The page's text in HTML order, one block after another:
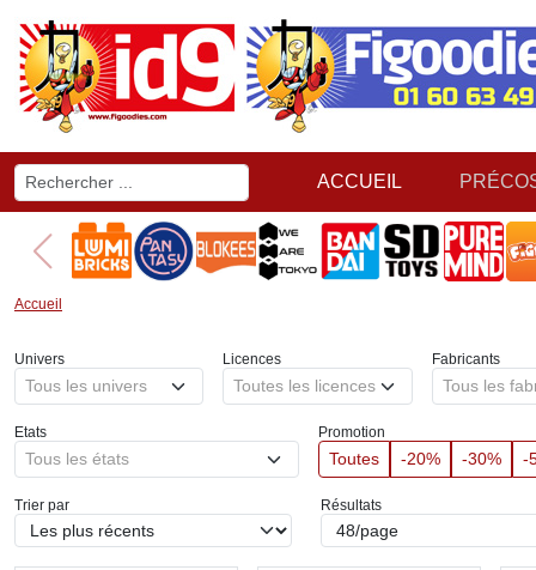
ACCUEIL
Accueil
Univers
Tous les univers
Licences
Toutes les licences
Fabricants
Tous les
Etats
Tous les états
Promotion
Toutes -20% -30% -
Trier par Résultats